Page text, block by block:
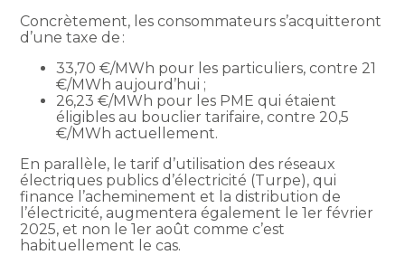
Concrètement, les consommateurs s’acquitteront
d’une taxe de :
33,70 €/MWh pour les particuliers, contre 21
€/MWh aujourd’hui ;
26,23 €/MWh pour les PME qui étaient
éligibles au bouclier tarifaire, contre 20,5
€/MWh actuellement.
En parallèle, le tarif d’utilisation des réseaux
électriques publics d’électricité (Turpe), qui
finance l’acheminement et la distribution de
l’électricité, augmentera également le 1er février
2025, et non le 1er août comme c’est
habituellement le cas.